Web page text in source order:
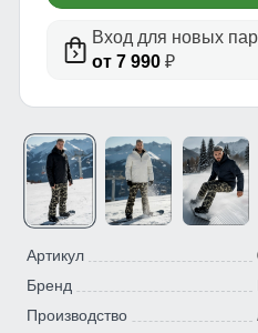
Вход для новых
от 7 990₽
Артикул
Бренд
Производство